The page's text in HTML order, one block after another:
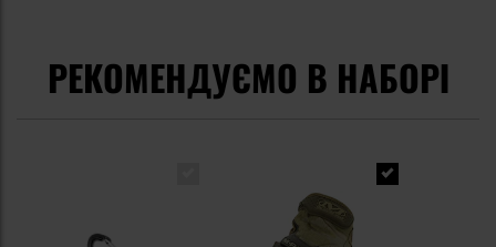
РЕКОМЕНДУЄМО В НАБОРІ